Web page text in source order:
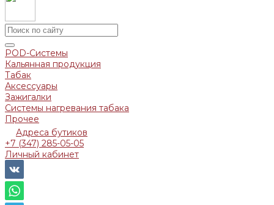
POD-Системы
Кальянная продукция
Табак
Аксессуары
Зажигалки
Системы нагревания табака
Прочее
Адреса бутиков
+7 (347) 285-05-05
Личный кабинет